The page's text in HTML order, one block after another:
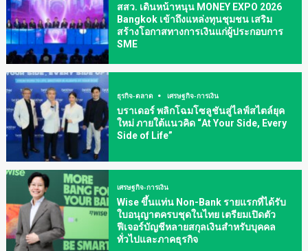
สสว. เดินหน้าหนุน MONEY EXPO 2026
Bangkok เข้าถึงแหล่งทุนชุมชน เสริม
สร้างโอกาสทางการเงินแก่ผู้ประกอบการ
SME
ธุรกิจ-ตลาด เศรษฐกิจ-การเงิน
บราเดอร์ พลิกโฉมโซลูชันสู่ไลฟ์สไตล์ยุค
ใหม่ ภายใต้แนวคิด “At Your Side, Every
Side of Life”
เศรษฐกิจ-การเงิน
Wise ขึ้นแท่น Non-Bank รายแรกที่ได้รับ
ใบอนุญาตครบชุดในไทย เตรียมเปิดตัว
ฟีเจอร์บัญชีหลายสกุลเงินสำหรับบุคคล
ทั่วไปและภาคธุรกิจ